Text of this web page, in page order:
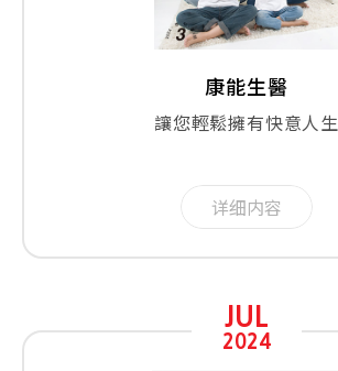
康能生醫
讓您輕鬆擁有快意人生
详细内容
JUL
2024